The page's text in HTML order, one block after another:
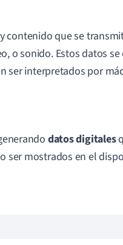
contenido que se
o sonido. Estos datos se
ser interpretados por
datos digitales
ser mostrados en el